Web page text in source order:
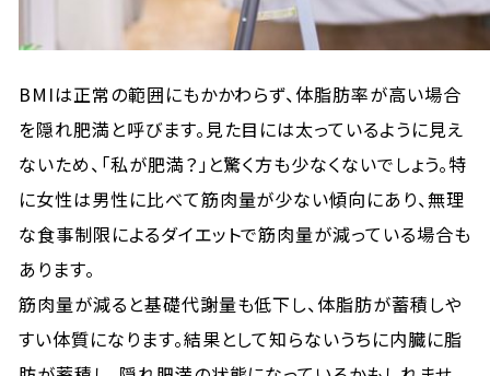
BMIは正常の範囲にもかかわらず、体脂肪率が高い場合
を隠れ肥満と呼びます。見た目には太っているように見え
ないため、「私が肥満？」と驚く方も少なくないでしょう。特
に女性は男性に比べて筋肉量が少ない傾向にあり、無理
な食事制限によるダイエットで筋肉量が減っている場合も
あります。
筋肉量が減ると基礎代謝量も低下し、体脂肪が蓄積しや
すい体質になります。結果として知らないうちに内臓に脂